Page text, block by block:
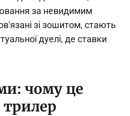
за невидимим
зі зошитом, стають
дуелі, де ставки
чому це